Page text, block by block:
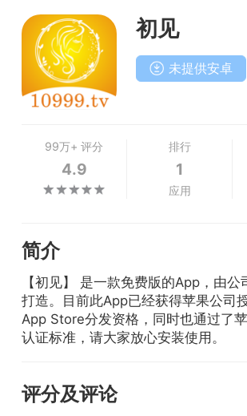
初见
未提供安卓
99万+ 评分
4.9
排行
1
应用
简介
【初见】 是一款免费版的App，由
打造。目前此App已经获得苹果公司
App Store分发资格，同时也通过了
认证标准，请大家放心安装使用。
评分及评论